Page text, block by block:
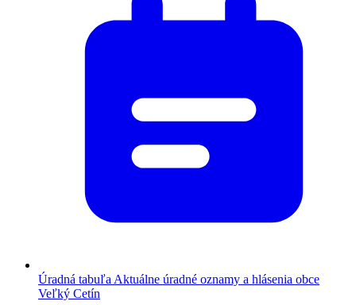
Úradná tabuľa Aktuálne úradné oznamy a hlásenia obce
Veľký Cetín